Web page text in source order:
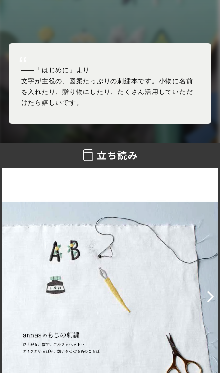
――「はじめに」より
文字が主役の、図案たっぷりの刺繍本です。小物に名前
を入れたり、贈り物にしたり、たくさん活用していただ
けたら嬉しいです。